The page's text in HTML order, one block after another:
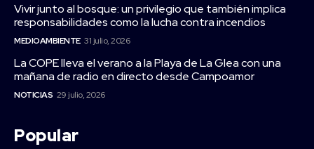
Vivir junto al bosque: un privilegio que también implica
responsabilidades como la lucha contra incendios
MEDIOAMBIENTE 31 julio, 2026
La COPE lleva el verano a la Playa de La Glea con una
mañana de radio en directo desde Campoamor
NOTICIAS 29 julio, 2026
Popular